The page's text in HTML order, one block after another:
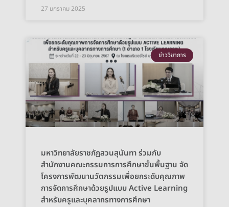
27 มกราคม 2025
ข่าววิชาการ
มหาวิทยาลัยราชภัฏสวนสุนันทา ร่วมกับ
สำนักงานคณะกรรมการการศึกษาขั้นพื้นฐาน จัด
โครงการพัฒนานวัตกรรมเพื่อยกระดับคุณภาพ
การจัดการศึกษาด้วยรูปแบบ Active Learning
สำหรับครูและบุคลากรทางการศึกษา